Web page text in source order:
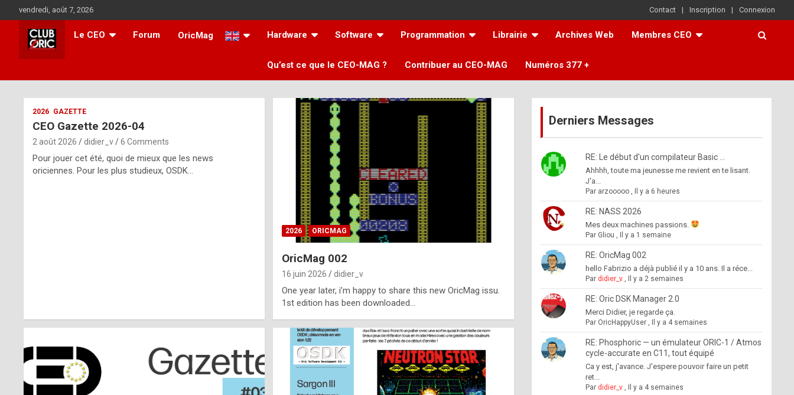
to
content
vendredi, août 7, 2026 Contact Inscription Connexion
Le CEO Forum OricMag Hardware Software Programmation Librairie Archives Web Membres CEO
Qu’est ce que le CEO-MAG ? Contribuer au CEO-MAG Numéros 377 +
ff
2026 GAZETTE
CEO Gazette 2026-04
2 août 2026 didier_v 6 Comments
Pour jouer cet été, quoi de mieux que les news
oriciennes. Pour les plus studieux, OSDK…
2026 ORICMAG
OricMag 002
16 juin 2026 didier_v
One year later, i’m happy to share this new OricMag issu.
1st edition has been downloaded…
Derniers Messages
RE: Le début d'un compilateur Basic ...
Ahhhh, toute ma jeunesse me revient en te lisant.
J'a...
Par arzooooo, Il y a 6 heures
RE: NASS 2026
Mes deux machines passions.
Par Gliou , Il y a 1 semaine
RE: OricMag 002
hello Fabrizio a déjà publié il y a 10 ans. Il a réce...
Par didier_v, Il y a 2 semaines
RE: Oric DSK Manager 2.0
Merci Didier, je regarde ça.
Par OricHappyUser, Il y a 4 semaines
RE: Phosphoric — un émulateur ORIC-1 / Atmos
cycle-accurate en C11, tout équipé
Ca y est, j'avance. J'espere pouvoir faire un petit
ret...
Par didier_v, Il y a 4 semaines